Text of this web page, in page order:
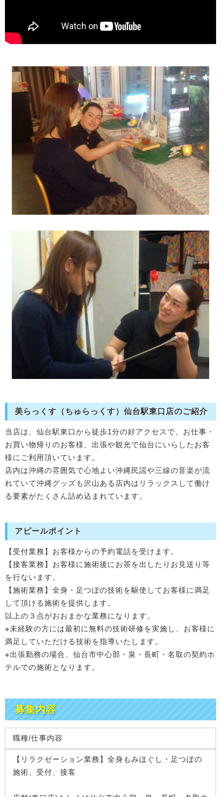
美らっくす（ちゅらっくす）仙台駅東口店のご紹介
当店は、仙台駅東口から徒歩1分の好アクセスで、お仕事・
お買い物帰りのお客様、出張や観光で仙台にいらしたお客
様にご利用頂いています。
店内は沖縄の雰囲気で心地よい沖縄民謡や三線の音楽が流
れていて沖縄グッズも沢山ある店内はリラックスして働け
る要素がたくさん詰め込まれています。
アピールポイント
【受付業務】お客様からの予約電話を受けます。
【接客業務】お客様に施術後にお茶を出したりお見送り等
を行ないます。
【施術業務】全身・足つぼの技術を駆使してお客様に満足
して頂ける施術を提供します。
以上の３点がおおまかな業務になります。
※未経験の方には最初に無料の技術研修を実施し、お客様に
満足していただける技術を指導いたします。
※出張勤務の場合、仙台市中心部・泉・長町・名取の契約ホ
テルでの施術となります。
募集内容
職種/仕事内容
【リラクゼーション業務】全身もみほぐし・足つぼの
施術、受付、接客